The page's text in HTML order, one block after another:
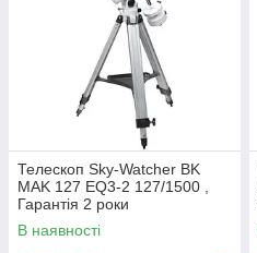
Телескоп Sky-Watcher BK
MAK 127 EQ3-2 127/1500 ,
Гарантія 2 роки
В наявності